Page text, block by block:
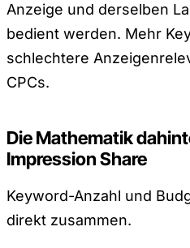
Anzeige und derselben
bedient werden. Mehr
schlechtere
CPCs.
Die Mathematik
Impression Share
Keyword-Anzahl und
direkt zusammen.